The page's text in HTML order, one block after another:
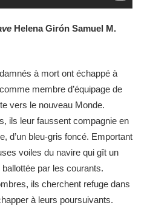
Helena Girón Samuel M.
à mort ont échappé à
membre d’équipage de
vers le nouveau Monde.
ils leur faussent compagnie en
d’un bleu-gris foncé. Emportant
voiles du navire qui gît un
par les courants.
ils cherchent refuge dans
à leurs poursuivants.